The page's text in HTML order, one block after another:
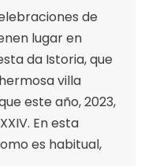
de
lugar en
da Istoria, que
villa
este año, 2023,
En esta
es habitual,